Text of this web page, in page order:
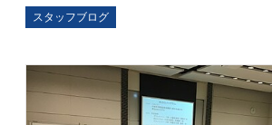
スタッフブログ